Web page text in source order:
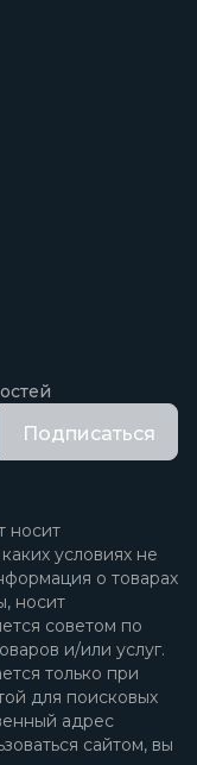
Подписаться
носит
условиях не
о товарах
носит
советом по
и/или услуг.
только при
для поисковых
адрес
сайтом, вы